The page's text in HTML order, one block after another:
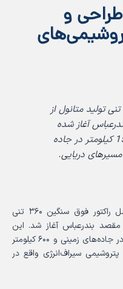
و
حمل راکتور فوق سنگین 360 تنی تولید متانول از
آغاز شده
است. مسیری به مسافت 1500 کیلومتر در جاده
در تاریخ ۲۲ اردیبهشت ماه ۱۴۰۴، حمل راکتور فوق سنگین ۳۶۰ تنی
مقصد بندرعباس آغاز شد. این
راکتور پس از طی مسافت ۱۵۰۰ کیلومتر در جاده‌های زمینی و ۶۰۰ کیلومتر
سیراف‌انرژی واقع در